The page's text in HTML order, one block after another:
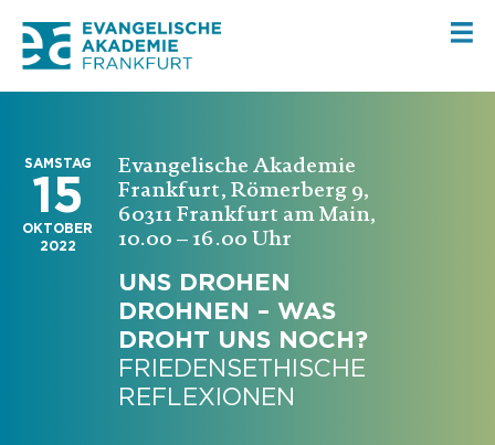
SAMSTAG
15
OKTOBER
2022
Evangelische Akademie
Frankfurt, Römerberg 9,
60311 Frankfurt am Main,
10.00 – 16.00 Uhr
UNS DROHEN
DROHNEN – WAS
DROHT UNS NOCH?
FRIEDENSETHISCHE
REFLEXIONEN